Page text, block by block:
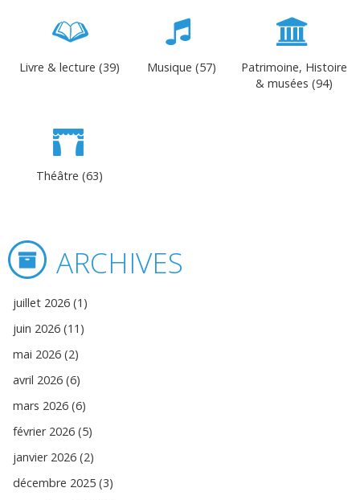
Livre & lecture (39) Musique (57)
Patrimoine, Histoire
& musées (94)
Théâtre (63)
ARCHIVES
juillet 2026 (1)
juin 2026 (11)
mai 2026 (2)
avril 2026 (6)
mars 2026 (6)
février 2026 (5)
janvier 2026 (2)
décembre 2025 (3)